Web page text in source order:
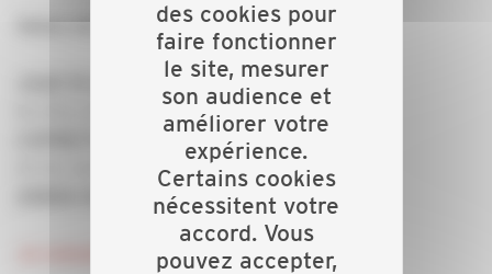
Venez assister à notre rencontre le :
30 Ter Avenue Baron Lacrosse
29850 GOUESNOU
Je consulte l'invitation et je m'inscris !
des cookies pour
faire fonctionner
le site, mesurer
son audience et
améliorer votre
expérience.
Certains cookies
nécessitent votre
accord. Vous
pouvez accepter,